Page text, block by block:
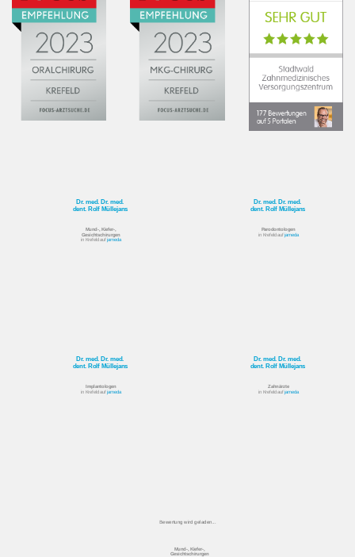
Dr. med. Dr. med.
dent. Rolf Müllejans
Mund-, Kiefer-,
Gesichtschirurgen
in Krefeld aufjameda
Dr. med. Dr. med.
dent. Rolf Müllejans
Parodontologen
in Krefeld aufjameda
Dr. med. Dr. med.
dent. Rolf Müllejans
Implantologen
in Krefeld aufjameda
Dr. med. Dr. med.
dent. Rolf Müllejans
Zahnärzte
in Krefeld aufjameda
Bewertung wird geladen...
Mund-, Kiefer-,
Gesichtschirurgen